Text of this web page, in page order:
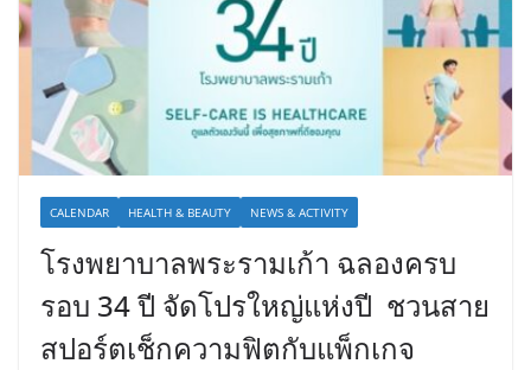
CALENDAR HEALTH & BEAUTY NEWS & ACTIVITY
โรงพยาบาลพระรามเก้า ฉลองครบ
รอบ 34 ปี จัดโปรใหญ่แห่งปี ชวนสาย
สปอร์ตเช็กความฟิตกับแพ็กเกจ